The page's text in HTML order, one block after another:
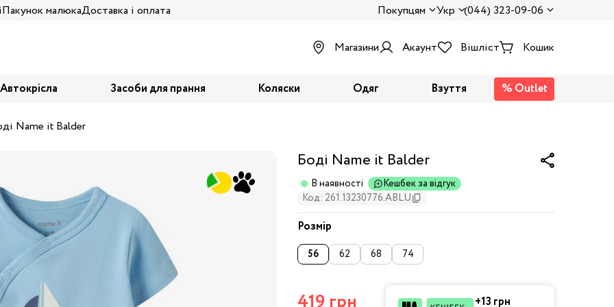
Пакунок малюкаДоставка і оплата Покупцям Укр (044) 323-09-06
Магазини Акаунт Вішліст Кошик
Автокрісла Засоби для прання Коляски Одяг Взуття % Outlet
Name it Balder
Боді Name it Balder
В наявності
Кешбек за відгук
Код: 261.13230776.ABLU
Розмір
56 62 68 74
419 грн +13 грн